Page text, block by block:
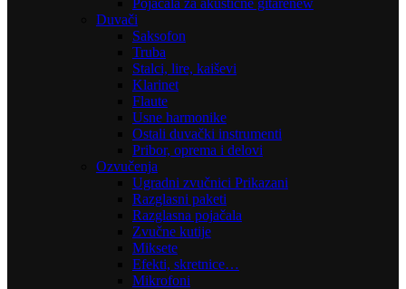
Pojačala za akustične gitarenew
Duvači
Saksofon
Truba
Stalci, lire, kaiševi
Klarinet
Flaute
Usne harmonike
Ostali duvački instrumenti
Pribor, oprema i delovi
Ozvučenja
Ugradni zvučnici Prikazani
Razglasni paketi
Razglasna pojačala
Zvučne kutije
Miksete
Efekti, skretnice…
Mikrofoni